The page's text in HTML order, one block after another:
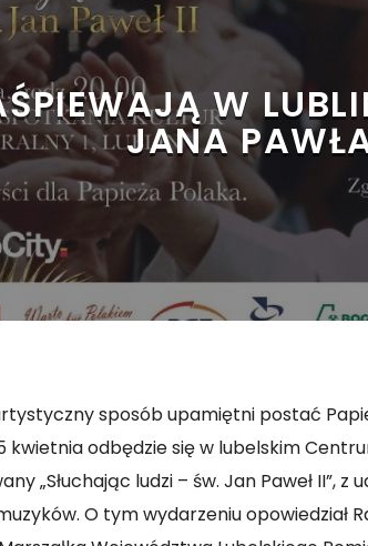
W
JANA
sposób upamiętni postać
kwietnia odbędzie się w lubelskim
„Słuchając ludzi – św. Jan Paweł II”, z
O tym wydarzeniu opowiedział